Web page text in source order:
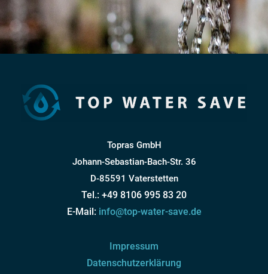
Topras GmbH
Johann-Sebastian-Bach-Str. 36
D-85591 Vaterstetten
Tel.: +49 8106 995 83 20
E-Mail: info@top-water-save.de
Impressum
Datenschutzerklärung